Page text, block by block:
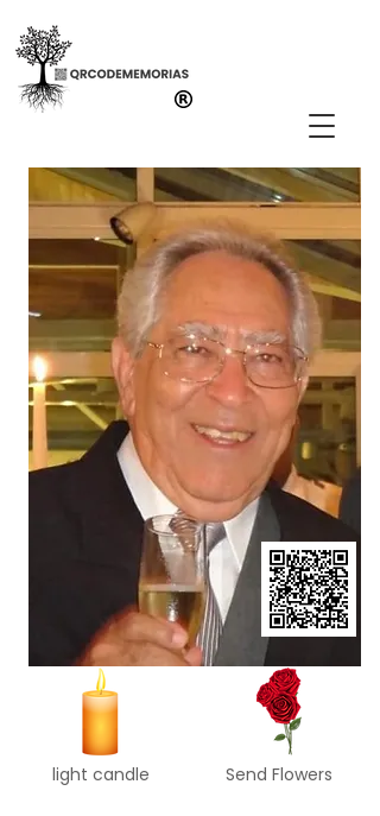
light candle Send Flowers